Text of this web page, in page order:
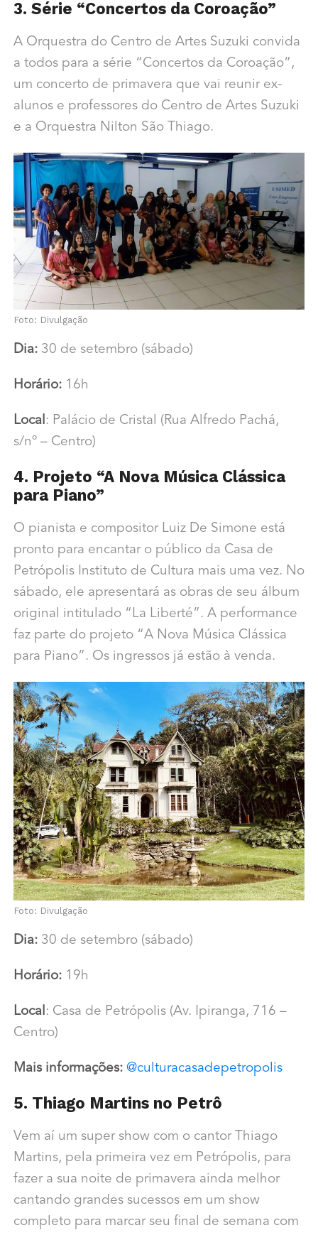
3. Série “Concertos da Coroação”
A Orquestra do Centro de Artes Suzuki convida
a todos para a série “Concertos da Coroação”,
um concerto de primavera que vai reunir ex-
alunos e professores do Centro de Artes Suzuki
e a Orquestra Nilton São Thiago.
Foto: Divulgação
Dia: 30 de setembro (sábado)
Horário:16h
Local: Palácio de Cristal (Rua Alfredo Pachá,
s/nº – Centro)
4. Projeto “A Nova Música Clássica
para Piano”
O pianista e compositor Luiz De Simone está
pronto para encantar o público da Casa de
Petrópolis Instituto de Cultura mais uma vez. No
sábado, ele apresentará as obras de seu álbum
original intitulado “La Liberté”. A performance
faz parte do projeto “A Nova Música Clássica
para Piano”. Os ingressos já estão à venda.
Foto: Divulgação
Dia: 30 de setembro (sábado)
Horário:19h
Local : Casa de Petrópolis (Av. Ipiranga, 716 –
Centro)
Mais informações: @culturacasadepetropolis
5. Thiago Martins no Petrô
Vem aí um super show com o cantor Thiago
Martins, pela primeira vez em Petrópolis, para
fazer a sua noite de primavera ainda melhor
cantando grandes sucessos em um show
completo para marcar seu final de semana com